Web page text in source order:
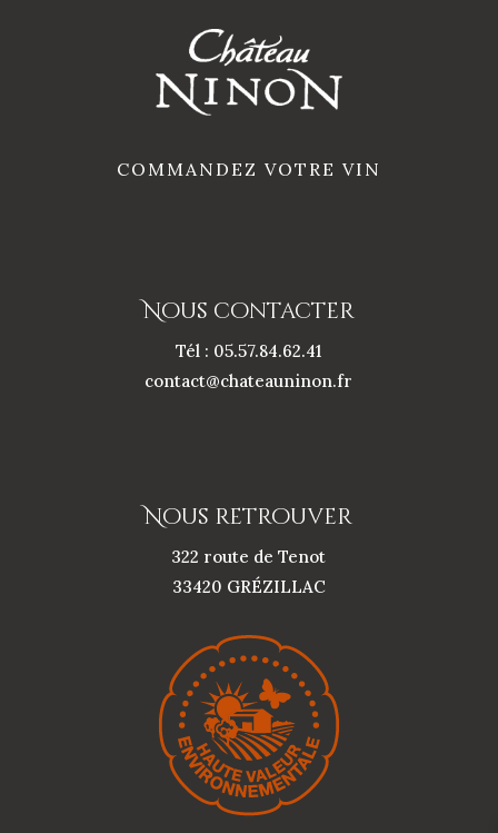
COMMANDEZ VOTRE VIN
Nous contacter
Tél : 05.57.84.62.41
contact@chateauninon.fr
Nous retrouver
322 route de Tenot
33420 GRÉZILLAC